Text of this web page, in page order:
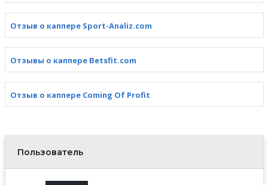
Отзыв о каппере Sport-Analiz.com
Отзывы о каппере Betsfit.com
Отзыв о каппере Coming Of Profit
Пользователь